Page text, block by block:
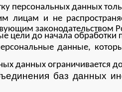
персональных данных
лицам и не
законодательством
цели до начала обработки
данные,
данных ограничивается
баз данных